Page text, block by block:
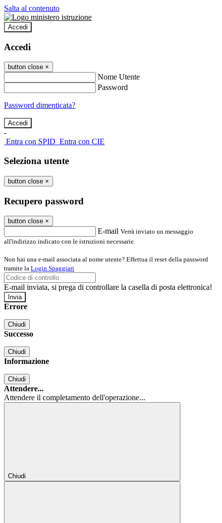
Salta al contenuto
Accedi
Accedi
button close ×
Nome Utente
Password
Password dimenticata?
-
Entra con SPID Entra con CIE
Seleziona utente
button close ×
Recupero password
button close ×
E-mail Verrà inviato un messaggio
all'indirizzo indicato con le istruzioni necessarie.
Non hai una e-mail associata al nome utente? Effettua il reset della password
tramite la Login Spaggiari
E-mail inviata, si prega di controllare la casella di posta elettronica!
Errore
Chiudi
Successo
Chiudi
Informazione
Chiudi
Attendere...
Attendere il completamento dell'operazione...
Chiudi